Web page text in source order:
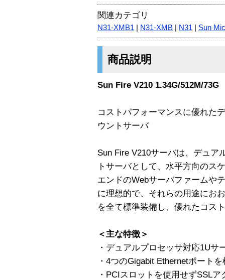
関連カテゴリ
N31-XMB1 N31-XMB N31 Sun
商品説明
Sun Fire V210 1.34G/512M/73G
コストパフォーマンスに優れた
ウントサーバ
Sun Fire V210サーバは、デュア
トサーバとして、水平方向のス
エンドのWebサーバファームや
に理想的で、それらの用途にお
を全て標準装備し、優れたコス
＜主な特徴＞
・デュアルプロセッサ対応1Uサ
・4つのGigabit Ethernetポート
・PCIスロットを使用せずSSL